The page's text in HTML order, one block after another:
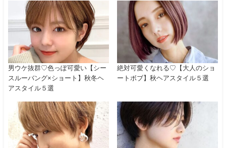
男ウケ抜群♡色っぽ可愛い【シー
スルーバング×ショート】秋冬ヘ
アスタイル５選
絶対可愛くなれる♡【大人のショ
ートボブ】秋ヘアスタイル５選